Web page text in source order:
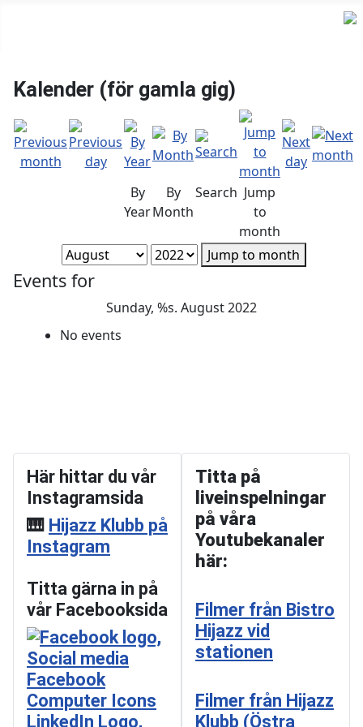
Kalender (för gamla gig)
By
Year
By
Month
Search Jump
to
month
Jump to month
Events for
Sunday, %s. August 2022
No events
Här hittar du vår
Instagramsida
🎹 Hijazz Klubb på
Instagram
Titta gärna in på
vår Facebooksida
Titta på
liveinspelningar
på våra
Youtubekanaler
här:
Filmer från Bistro
Hijazz vid
stationen
Filmer från Hijazz
Klubb (Östra